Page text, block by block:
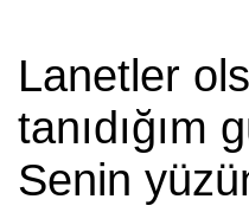
Lanetler
tanıdığım
Senin